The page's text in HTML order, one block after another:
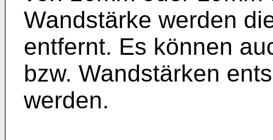
Wandstärke werden
entfernt. Es können
bzw. Wandstärken
werden.